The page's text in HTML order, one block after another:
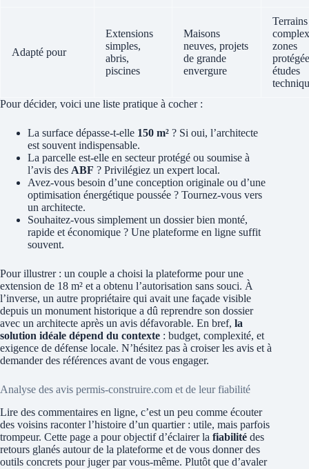
Adapté pour
Extensions
simples,
abris,
piscines
Maisons
neuves, projets
de grande
envergure
Terrains
zones
études
Pour décider, voici une liste pratique à cocher :
La surface dépasse-t-elle 150 m² ? Si oui, l’architecte
est souvent indispensable.
La parcelle est-elle en secteur protégé ou soumise à
l’avis des ABF ? Privilégiez un expert local.
Avez-vous besoin d’une conception originale ou d’une
optimisation énergétique poussée ? Tournez-vous vers
un architecte.
Souhaitez-vous simplement un dossier bien monté,
rapide et économique ? Une plateforme en ligne suffit
souvent.
Pour illustrer : un couple a choisi la plateforme pour une
extension de 18 m² et a obtenu l’autorisation sans souci. À
l’inverse, un autre propriétaire qui avait une façade visible
depuis un monument historique a dû reprendre son dossier
avec un architecte après un avis défavorable. En bref, la
solution idéale dépend du contexte : budget, complexité, et
exigence de défense locale. N’hésitez pas à croiser les avis et à
demander des références avant de vous engager.
Analyse des avis permis-construire.com et de leur fiabilité
Lire des commentaires en ligne, c’est un peu comme écouter
des voisins raconter l’histoire d’un quartier : utile, mais parfois
trompeur. Cette page a pour objectif d’éclairer la fiabilité des
retours glanés autour de la plateforme et de vous donner des
outils concrets pour juger par vous‑même. Plutôt que d’avaler